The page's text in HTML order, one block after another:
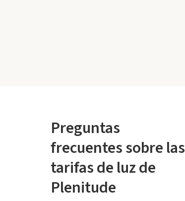
Preguntas
frecuentes sobre las
tarifas de luz de
Plenitude